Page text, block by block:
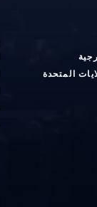
المتحدة